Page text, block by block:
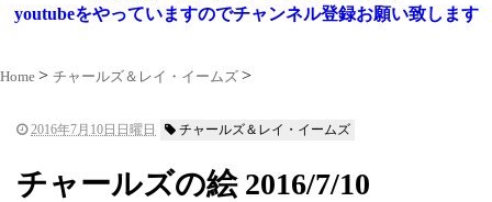
youtubeをやっていますのでチャンネル登録お願い致します
Home チャールズ＆レイ・イームズ
2016年7月10日日曜日 チャールズ＆レイ・イームズ
チャールズの絵 2016/7/10